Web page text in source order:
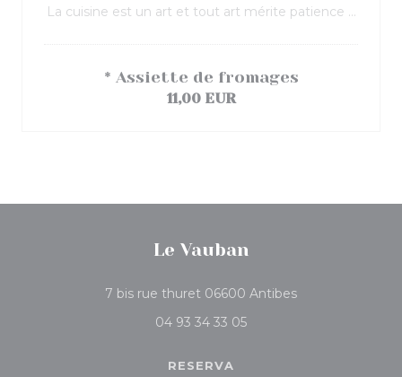
La cuisine est un art et tout art mérite patience ...
* Assiette de fromages
11,00 EUR
Le Vauban
7 bis rue thuret 06600 Antibes((abre numa
04 93 34 33 05
RESERVA